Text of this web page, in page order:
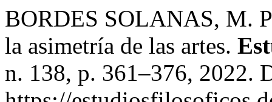
BORDES SOLANAS, M.
la asimetría de las artes.
n. 138, p. 361–376, 2022.